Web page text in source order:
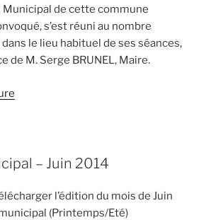
de cette commune
s’est réuni au nombre
le lieu habituel de ses séances,
de M. Serge BRUNEL, Maire.
21
2014 »
– Juin 2014
l’édition du mois de Juin
(Printemps/Eté)